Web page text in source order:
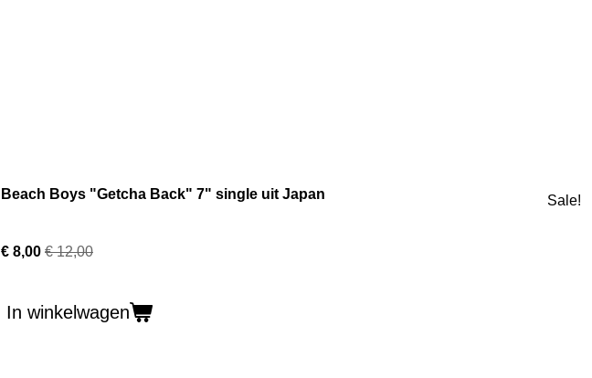
Beach Boys "Getcha Back" 7" single uit Japan Sale!
€ 8,00 € 12,00
In winkelwagen